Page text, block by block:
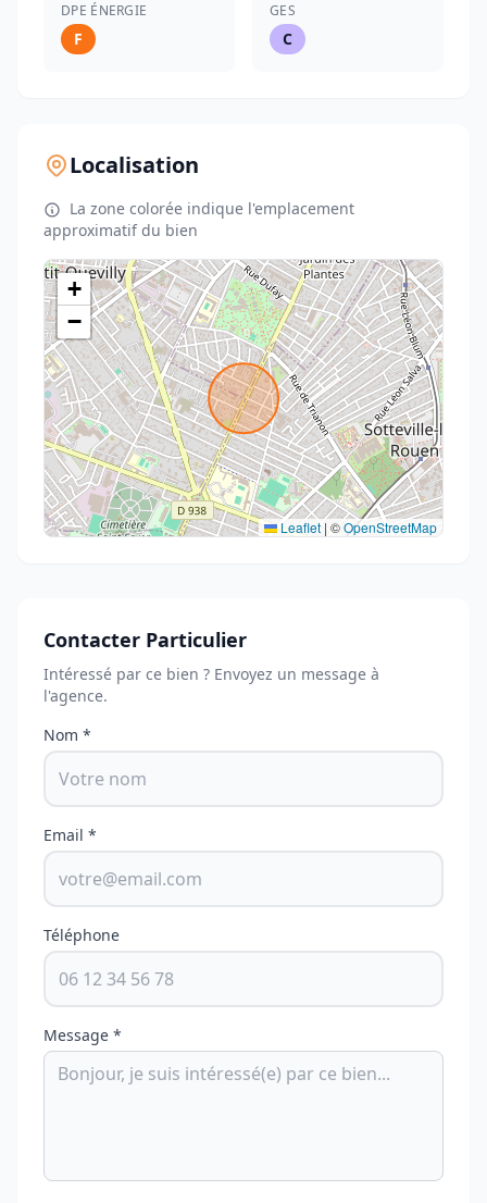
DPE ÉNERGIE
F
GES
C
Localisation
La zone colorée indique l'emplacement
approximatif du bien
+
−
Leaflet | ©OpenStreetMap
Contacter Particulier
Intéressé par ce bien ? Envoyez un message à
l'agence.
Nom *
Email *
Téléphone
Message *